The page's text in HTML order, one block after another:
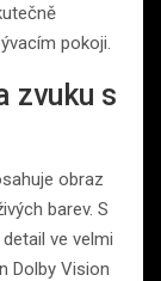
pokoji.
zvuku s
obraz
barev. S
ve velmi
Dolby Vision